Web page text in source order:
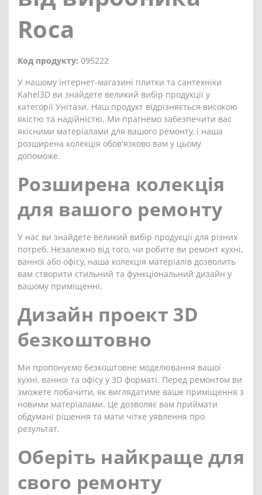
Roca
Код продукту: 095222
У нашому інтернет-магазині плитки та сантехніки
Kahel3D ви знайдете великий вибір продукції у
категорії Унітази. Наш продукт відрізняється високою
якістю та надійністю. Ми прагнемо забезпечити вас
якісними матеріалами для вашого ремонту, і наша
розширена колекція обов'язково вам у цьому
допоможе.
Розширена колекція
для вашого ремонту
У нас ви знайдете великий вибір продукції для різних
потреб. Незалежно від того, чи робите ви ремонт кухні,
ванної або офісу, наша колекція матеріалів дозволить
вам створити стильний та функціональний дизайн у
вашому приміщенні.
Дизайн проект 3D
безкоштовно
Ми пропонуємо безкоштовне моделювання вашої
кухні, ванної та офісу у 3D форматі. Перед ремонтом ви
зможете побачити, як виглядатиме ваше приміщення з
новими матеріалами. Це дозволяє вам приймати
обдумані рішення та мати чітке уявлення про
результат.
Оберіть найкраще для
свого ремонту